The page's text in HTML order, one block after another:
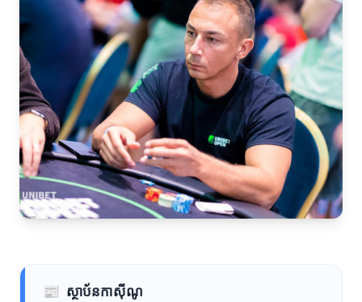
📰 ស្ថាប័នកាស៊ីណូ